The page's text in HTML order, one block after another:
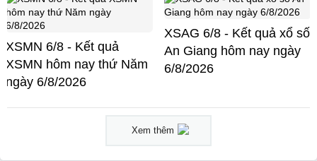
XSMN 6/8 - Kết quả
XSMN hôm nay thứ Năm
ngày 6/8/2026
XSAG 6/8 - Kết quả xổ số
An Giang hôm nay ngày
6/8/2026
Xem thêm